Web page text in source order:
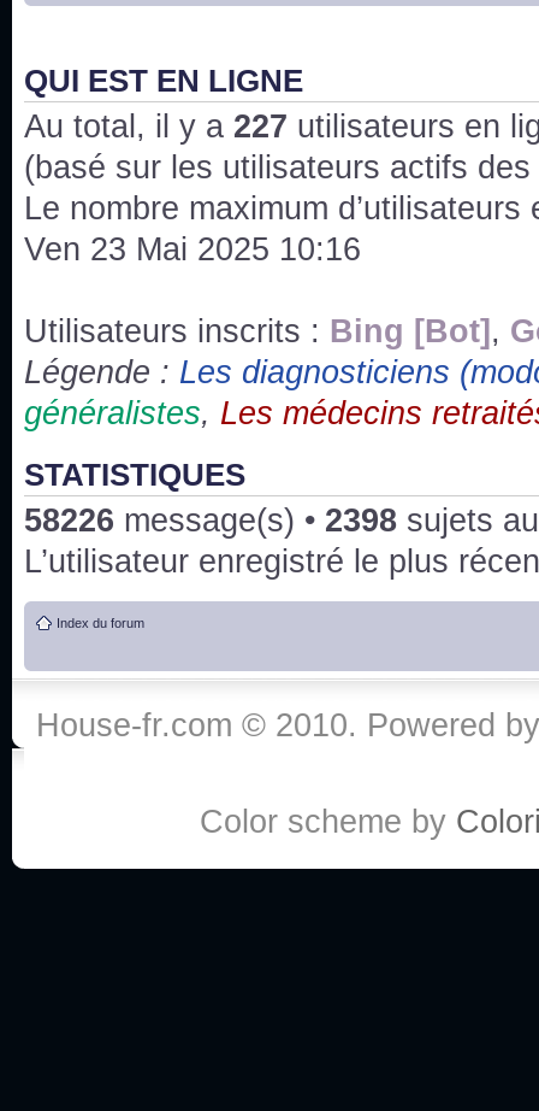
issus des saisons 6; 7 et 8 !
Bonne année 2020 !
Bonne année 2019 !
Joyeux Noël !
Bonne année tout le monde !
Un peu de ménage, spams supprimés. Depuis
chaines françaises diffusent House, HD1 et
3x24 Human Error mais je suis pas sur
Bonjour j'aimerais que l'on m'aide à trouver un
qu'une personne fait un arrêt cardiaque mais
:he:
Salut tout le monde ! Je me fais un petit après
QUI EST EN LIGNE
Au total, il y a 227 utilisateurs en
(basé sur les utilisateurs actifs
Le nombre maximum
Ven 23 Mai 2025 10:16
Utilisateurs inscrits : Bing [Bot] ,
Légende : Les diagnosticiens
généralistes, Les médecins
STATISTIQUES
58226 message(s) • 2398 sujets
L’utilisateur enregistré le plus
Index du forum
House-fr.com © 2010. Powered
Color scheme by